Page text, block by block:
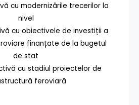
cu modernizările trecerilor la
nivel
cu obiectivele de investiții a
finanțate de la bugetul
de stat
cu stadiul proiectelor de
feroviară